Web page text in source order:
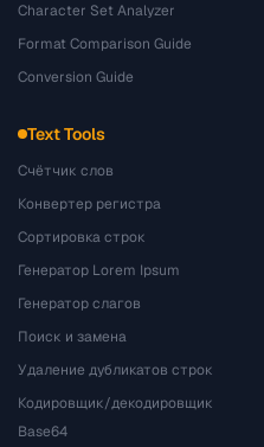
Character Set Analyzer
Format Comparison Guide
Conversion Guide
Text Tools
Счётчик слов
Конвертер регистра
Сортировка строк
Генератор Lorem Ipsum
Генератор слагов
Поиск и замена
Удаление дубликатов строк
Кодировщик/декодировщик
Base64